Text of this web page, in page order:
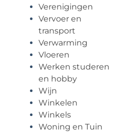
Verenigingen
Vervoer en
transport
Verwarming
Vloeren
Werken studeren
en hobby
Wijn
Winkelen
Winkels
Woning en Tuin